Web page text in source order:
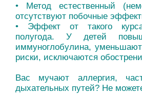
• Метод естественный
отсутствуют побочные
• Эффект от такого
полугода. У детей
иммуноглобулина,
риски, исключаются
Вас мучают аллергия,
дыхательных путей? Не